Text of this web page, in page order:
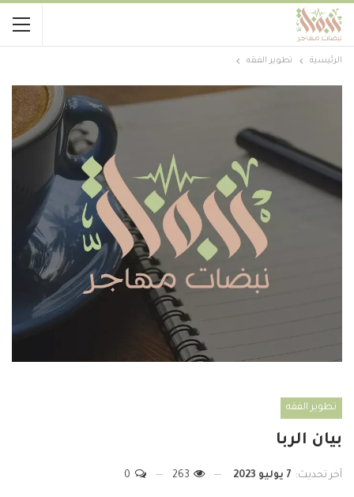
الرئيسية تطوير الفقه
تطوير الفقه
بيان الربا
آخر تحديث: 7 يوليو 2023